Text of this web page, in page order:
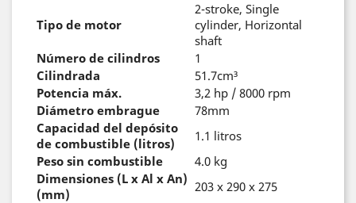
Tipo de motor
2-stroke, Single
cylinder, Horizontal
shaft
Número de cilindros
1
Cilindrada
51.7cm³
Potencia máx.
3,2 hp / 8000 rpm
Diámetro embrague
78mm
Capacidad del depósito
de combustible (litros)
1.1 litros
Peso sin combustible
4.0 kg
Dimensiones (L x Al x An)
(mm)
203 x 290 x 275